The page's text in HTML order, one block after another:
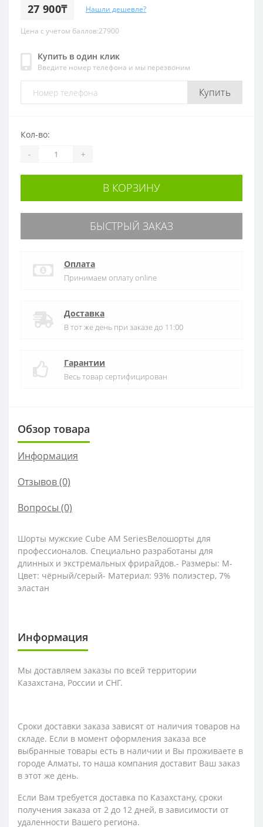
27 900₸ Нашли дешевле?
Цена с учетом баллов:27900
Купить в один клик
Введите номер телефона и мы перезвоним
Купить
Кол-во:
- +
В КОРЗИНУ
БЫСТРЫЙ ЗАКАЗ
Оплата
Принимаем оплату online
Доставка
В тот же день при заказе до 11:00
Гарантии
Весь товар сертифицирован
Обзор товара
Информация
Отзывов (0)
Вопросы (0)
Шорты мужские Cube AM SeriesВелошорты для
профессионалов. Специально разработаны для
длинных и экстремальных фрирайдов.- Размеры: M-
Цвет: чёрный/серый- Материал: 93% полиэстер, 7%
эластан
Информация
Мы доставляем заказы по всей территории
Казахстана, России и СНГ.
Сроки доставки заказа зависят от наличия товаров на
складе. Если в момент оформления заказа все
выбранные товары есть в наличии и Вы проживаете в
городе Алматы, то наша компания доставит Ваш заказ
в этот же день.
Если Вам требуется доставка по Казахстану, сроки
получения заказа от 2 до 12 дней, в зависимости от
удаленности Вашего региона.